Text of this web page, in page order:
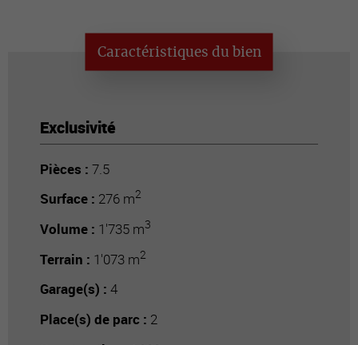
Caractéristiques du bien
Exclusivité
Pièces : 7.5
Surface : 276 m2
Volume : 1'735 m3
Terrain : 1'073 m2
Garage(s) : 4
Place(s) de parc : 2